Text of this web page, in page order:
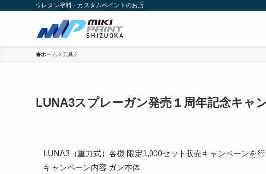
ウレタン塗料・カスタムペイントのお店
ホーム 工具
LUNA3スプレーガン発売１周年記念キャ
LUNA3（重力式）各機 限定1,000セット販売キャンペーンを行
キャンペーン内容 ガン本体